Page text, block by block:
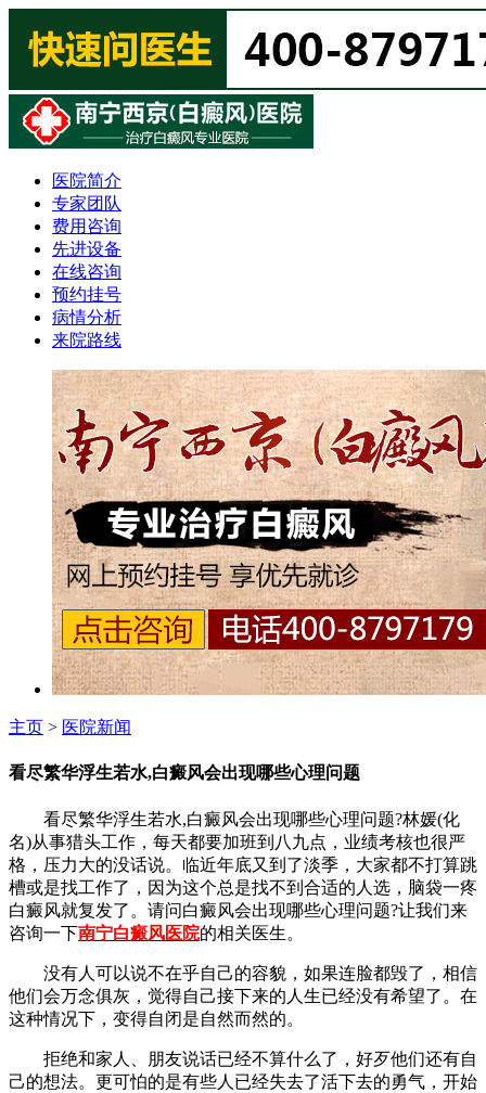
医院简介
专家团队
费用咨询
先进设备
在线咨询
预约挂号
病情分析
来院路线
主页 > 医院新闻
看尽繁华浮生若水,白癜风会出现哪些心理问题
看尽繁华浮生若水,白癜风会出现哪些心理问题?林媛(化
名)从事猎头工作，每天都要加班到八九点，业绩考核也很严
格，压力大的没话说。临近年底又到了淡季，大家都不打算跳
槽或是找工作了，因为这个总是找不到合适的人选，脑袋一疼
白癜风就复发了。请问白癜风会出现哪些心理问题?让我们来
咨询一下南宁白癜风医院的相关医生。
没有人可以说不在乎自己的容貌，如果连脸都毁了，相信
他们会万念俱灰，觉得自己接下来的人生已经没有希望了。在
这种情况下，变得自闭是自然而然的。
拒绝和家人、朋友说话已经不算什么了，好歹他们还有自
己的想法。更可怕的是有些人已经失去了活下去的勇气，开始